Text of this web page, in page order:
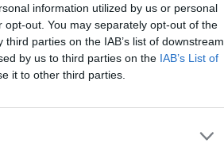
information utilized by us or personal
out. You may separately opt-out of the
parties on the IAB’s list of downstream
by us to third parties on the IAB’s List of
it to other third parties.